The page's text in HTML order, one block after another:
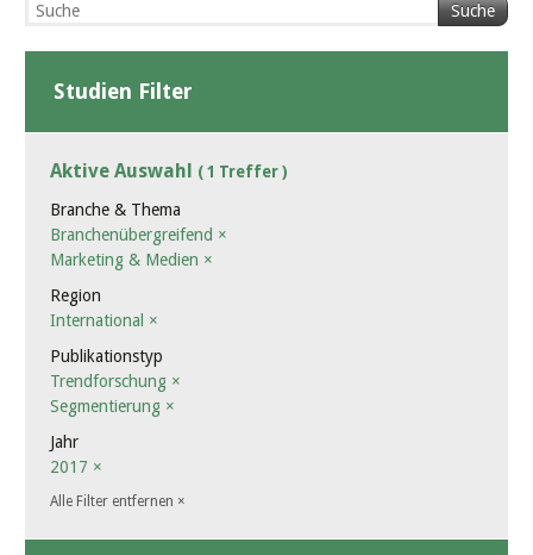
Suche
Studien Filter
Aktive Auswahl ( 1 Treffer )
Branche & Thema
Branchenübergreifend ×
Marketing & Medien ×
Region
International ×
Publikationstyp
Trendforschung ×
Segmentierung ×
Jahr
2017 ×
Alle Filter entfernen ×